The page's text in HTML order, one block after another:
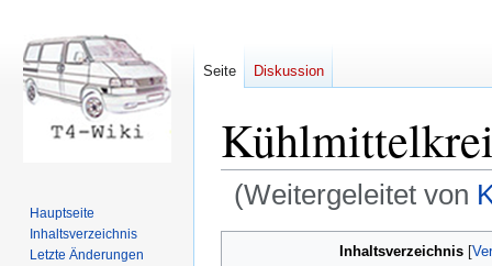
(Weitergeleitet von
Inhaltsverzeichnis
Seite Diskussion
Hauptseite
Inhaltsverzeichnis
Letzte Änderungen